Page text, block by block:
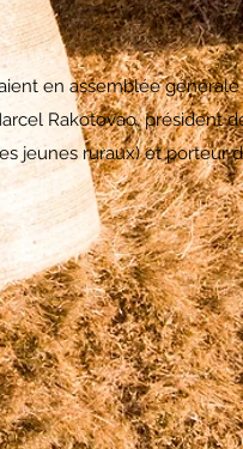
en assemblée
Rakotovao, président
jeunes ruraux) et porteur